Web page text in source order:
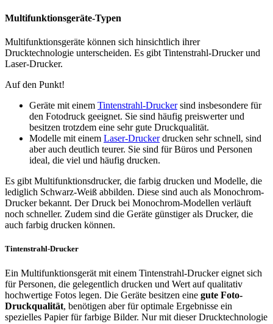
Multifunktionsgeräte-Typen
Multifunktionsgeräte können sich hinsichtlich ihrer
Drucktechnologie unterscheiden. Es gibt Tintenstrahl-Drucker und
Laser-Drucker.
Auf den Punkt!
Geräte mit einem Tintenstrahl-Druckersind insbesondere für
den Fotodruck geeignet. Sie sind häufig preiswerter und
besitzen trotzdem eine sehr gute Druckqualität.
Modelle mit einem Laser-Druckerdrucken sehr schnell, sind
aber auch deutlich teurer. Sie sind für Büros und Personen
ideal, die viel und häufig drucken.
Es gibt Multifunktionsdrucker, die farbig drucken und Modelle, die
lediglich Schwarz-Weiß abbilden. Diese sind auch als Monochrom-
Drucker bekannt. Der Druck bei Monochrom-Modellen verläuft
noch schneller. Zudem sind die Geräte günstiger als Drucker, die
auch farbig drucken können.
Tintenstrahl-Drucker
Ein Multifunktionsgerät mit einem Tintenstrahl-Drucker eignet sich
für Personen, die gelegentlich drucken und Wert auf qualitativ
hochwertige Fotos legen. Die Geräte besitzen eine gute Foto-
Druckqualität, benötigen aber für optimale Ergebnisse ein
spezielles Papier für farbige Bilder. Nur mit dieser Drucktechnologie